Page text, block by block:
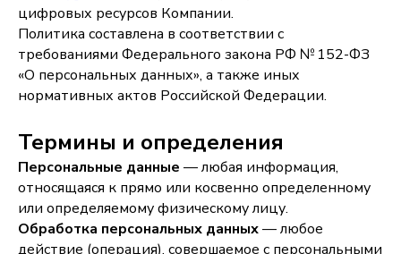
цифровых ресурсов Компании.
Политика составлена в соответствии с
требованиями Федерального закона РФ № 152-ФЗ
«О персональных данных», а также иных
нормативных актов Российской Федерации.
Термины и определения
Персональные данные — любая информация,
относящаяся к прямо или косвенно определенному
или определяемому физическому лицу.
Обработка персональных данных— любое
действие (операция), совершаемое с персональными